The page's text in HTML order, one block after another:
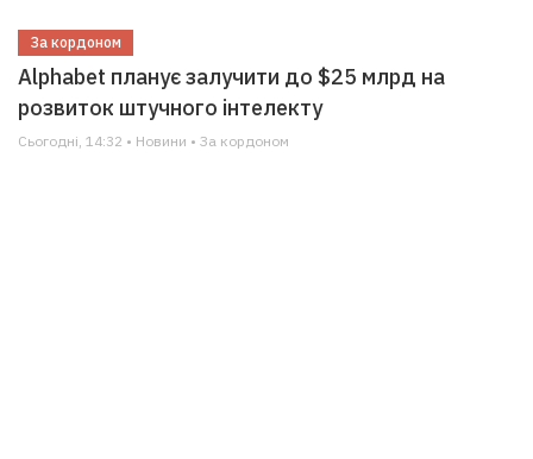
За кордоном
Alphabet планує залучити до $25 млрд на
розвиток штучного інтелекту
Сьогодні, 14:32 • Новини • За кордоном